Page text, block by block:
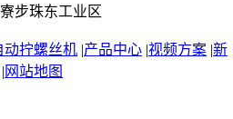
步珠东工业区
动拧螺丝机 |产品中心 |视频方案 |新
| 网站地图